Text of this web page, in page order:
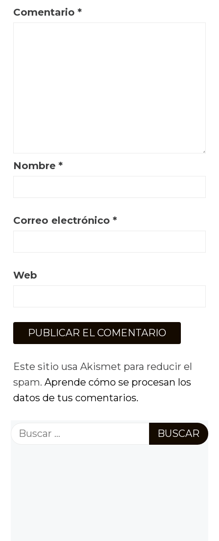
Comentario *
Nombre *
Correo electrónico *
Web
Este sitio usa Akismet para reducir el
spam. Aprende cómo se procesan los
datos de tus comentarios.
Buscar: